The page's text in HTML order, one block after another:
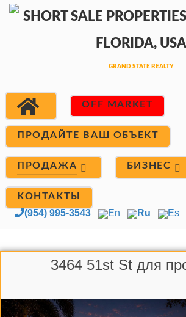
OFF MARKET
ПРОДАЙТЕ ВАШ ОБЪЕКТ
ПРОДАЖА БИЗНЕС
КОНТАКТЫ
(954) 995-3543 En Ru Es
3464 51st St для